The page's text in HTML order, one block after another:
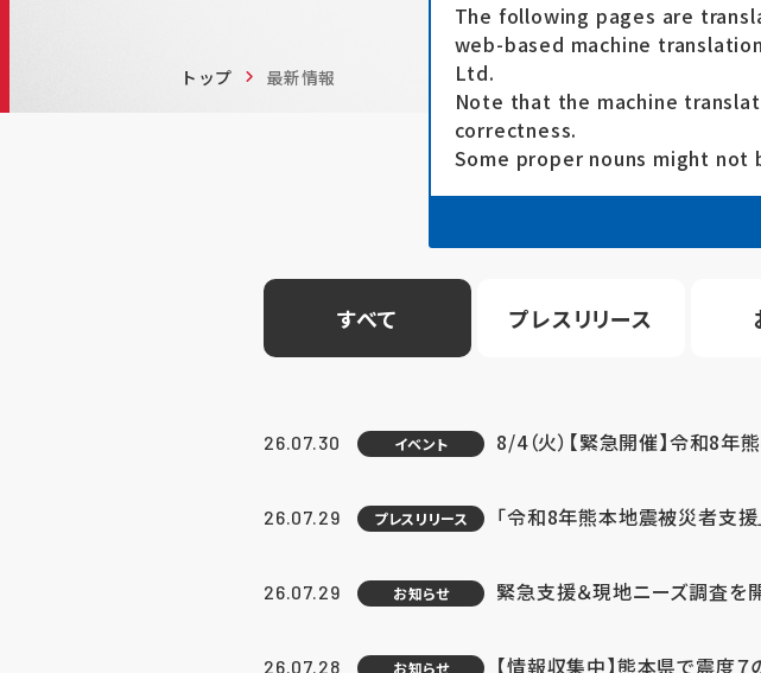
トップ 最新情報
すべて プレスリリース
26.07.30 イベント 8/4（火）【緊急開催】令和8
26.07.29 プレスリリース 「令和8年熊本地震被災者支援
26.07.29 お知らせ 緊急支援＆現地ニーズ調査を
26.07.28 お知らせ 【情報収集中】熊本県で震度
The following pages are
web-based machine
Ltd.
Note that the machine
correctness.
Some proper nouns might